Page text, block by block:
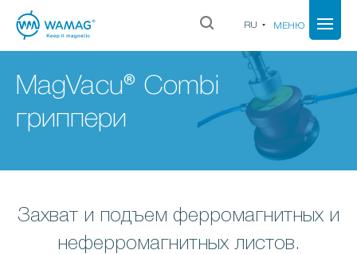
RU МЕНЮ
MagVacu® Combi
гриппери
Захват и подъем ферромагнитных и
неферромагнитных листов.